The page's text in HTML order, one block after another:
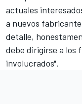
actuales
a nuevos
detalle,
debe dirigirse a los
involucrados".